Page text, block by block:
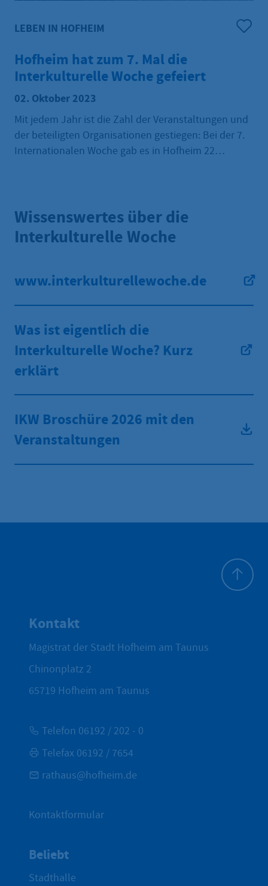
LEBEN IN HOFHEIM
Hofheim hat zum 7. Mal die
Interkulturelle Woche gefeiert
02. Oktober 2023
Mit jedem Jahr ist die Zahl der Veranstaltungen und
der beteiligten Organisationen gestiegen: Bei der 7.
Internationalen Woche gab es in Hofheim 22
viele Gelegenheiten, sich zu treffen, auszutauschen
und kennenzulernen“, so Bürgermeister Christian
Vogt.
Wissenswertes über die
Interkulturelle Woche
www.interkulturellewoche.de
Was ist eigentlich die
Interkulturelle Woche? Kurz
erklärt
IKW Broschüre 2026 mit den
Veranstaltungen
Kontakt
Magistrat der Stadt Hofheim am Taunus
Chinonplatz 2
65719 Hofheim am Taunus
Telefon 06192 / 202 - 0
Telefax 06192 / 7654
rathaus@hofheim.de
Kontaktformular
Beliebt
Stadthalle